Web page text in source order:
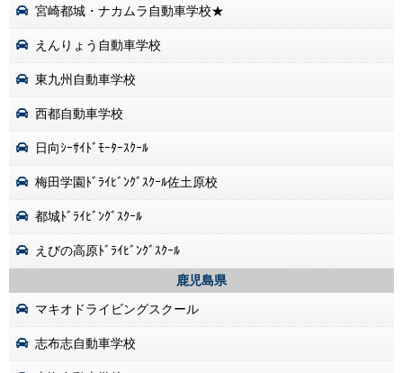
宮崎都城・ナカムラ自動車学校★
えんりょう自動車学校
東九州自動車学校
西都自動車学校
日向ｼｰｻｲﾄﾞﾓｰﾀｰｽｸｰﾙ
梅田学園ﾄﾞﾗｲﾋﾞﾝｸﾞｽｸｰﾙ佐土原校
都城ﾄﾞﾗｲﾋﾞﾝｸﾞｽｸｰﾙ
えびの高原ﾄﾞﾗｲﾋﾞﾝｸﾞｽｸｰﾙ
鹿児島県
マキオドライビングスクール
志布志自動車学校